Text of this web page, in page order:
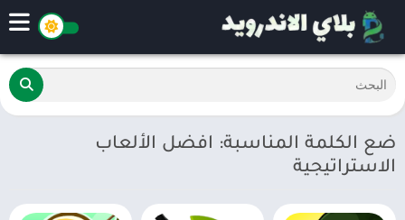
ضع الكلمة المناسبة: افضل الألعاب
الاستراتيجية